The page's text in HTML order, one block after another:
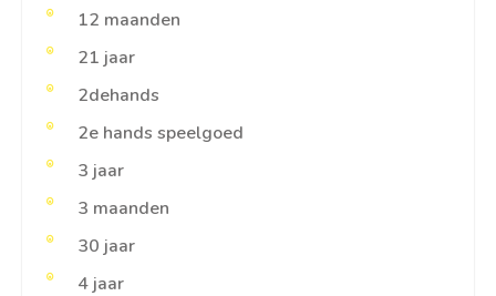
12 maanden
21 jaar
2dehands
2e hands speelgoed
3 jaar
3 maanden
30 jaar
4 jaar